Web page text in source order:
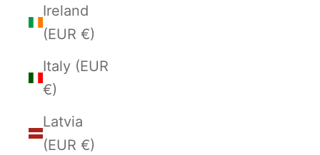
Ireland
(EUR €)
Italy (EUR
€)
Latvia
(EUR €)